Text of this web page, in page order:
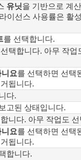
유닛을 기반으로 계
이선스 사용률은 활
를 선택합니다.
택합니다. 아무 작
요를 선택하면 선택
됩니다.
다.
고된 상태입니다.
니다. 아무 작업도
요를 선택하면 선택
됩니다.
합니다.